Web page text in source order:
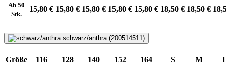
Ab 50
Stk.
15,80 € 15,80 € 15,80 € 15,80 € 15,80 € 18,50 € 18,50 €
schwarz/anthra (200514511)
Größe 116 128 140 152 164 S M